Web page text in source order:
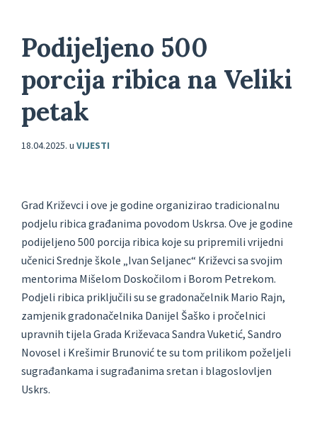
Podijeljeno 500
porcija ribica na Veliki
petak
18.04.2025. u VIJESTI
Grad Križevci i ove je godine organizirao tradicionalnu
podjelu ribica građanima povodom Uskrsa. Ove je godine
podijeljeno 500 porcija ribica koje su pripremili vrijedni
učenici Srednje škole „Ivan Seljanec“ Križevci sa svojim
mentorima Mišelom Doskočilom i Borom Petrekom.
Podjeli ribica priključili su se gradonačelnik Mario Rajn,
zamjenik gradonačelnika Danijel Šaško i pročelnici
upravnih tijela Grada Križevaca Sandra Vuketić, Sandro
Novosel i Krešimir Brunović te su tom prilikom poželjeli
sugrađankama i sugrađanima sretan i blagoslovljen
Uskrs.